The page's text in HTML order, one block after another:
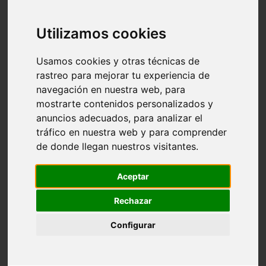
Utilizamos cookies
Usamos cookies y otras técnicas de
rastreo para mejorar tu experiencia de
navegación en nuestra web, para
mostrarte contenidos personalizados y
anuncios adecuados, para analizar el
tráfico en nuestra web y para comprender
de donde llegan nuestros visitantes.
Aceptar
Rechazar
Configurar
Teruel - sarrión
Cádiz - algodonales
Madrid - madrid
Asturias - oviedo
Cádiz - el-puerto-de-santa-maría
Asturias - aller
álava - vitoria-gasteiz
Málaga - marbella
Zaragoza - zaragoza
Barcelona - barcelona
Valencia - valencia
Toledo - seseña
Cantabria - val-de-san-vicente